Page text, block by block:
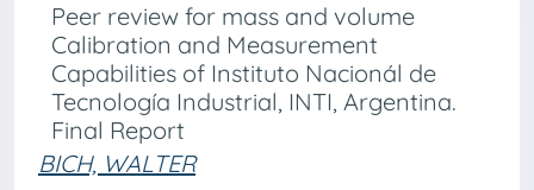
Peer review for mass and volume
Calibration and Measurement
Capabilities of Instituto Nacionál de
Tecnología Industrial, INTI, Argentina.
Final Report
BICH, WALTER